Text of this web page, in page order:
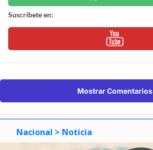
Suscríbete en:
Mostrar Comentarios
Nacional > Noticia